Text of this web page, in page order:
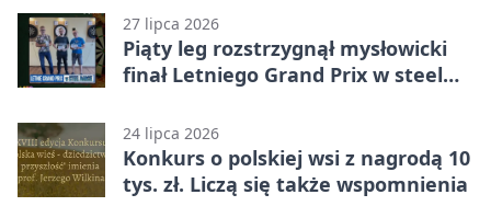
27 lipca 2026
Piąty leg rozstrzygnął mysłowicki
finał Letniego Grand Prix w steel
24 lipca 2026
Konkurs o polskiej wsi z nagrodą 10
tys. zł. Liczą się także wspomnienia